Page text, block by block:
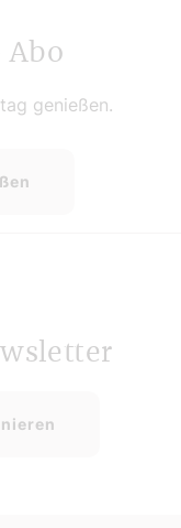
Abo
genießen.